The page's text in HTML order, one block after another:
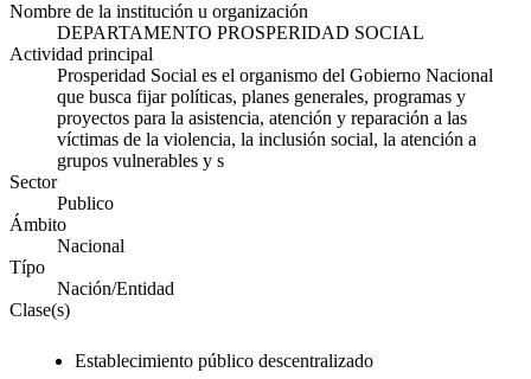
Nombre de la institución u organización
DEPARTAMENTO PROSPERIDAD SOCIAL
Actividad principal
Prosperidad Social es el organismo del Gobierno Nacional
que busca fijar políticas, planes generales, programas y
proyectos para la asistencia, atención y reparación a las
víctimas de la violencia, la inclusión social, la atención a
grupos vulnerables y s
Sector
Publico
Ámbito
Nacional
Típo
Nación/Entidad
Clase(s)
Establecimiento público descentralizado